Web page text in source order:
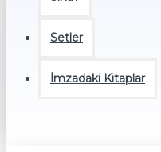
Setler
İmzadaki Kitaplar